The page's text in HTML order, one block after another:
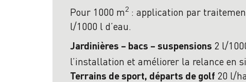
Pour 1000 m2 : application par
l/1000 l d’eau.
Jardinières – bacs – suspensions 2 l/
l’installation et améliorer la relance en
Terrains de sport, départs de golf 20 l/